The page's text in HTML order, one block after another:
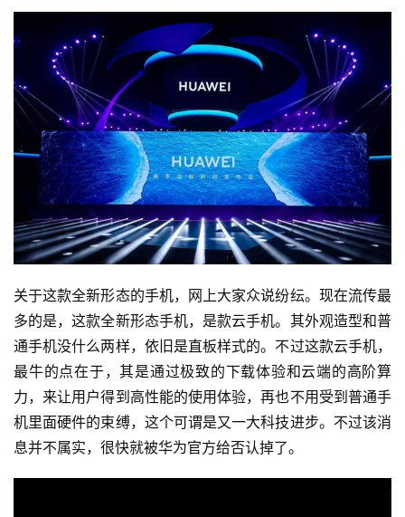
关于这款全新形态的手机，网上大家众说纷纭。现在流传最
多的是，这款全新形态手机，是款云手机。其外观造型和普
通手机没什么两样，依旧是直板样式的。不过这款云手机，
最牛的点在于，其是通过极致的下载体验和云端的高阶算
力，来让用户得到高性能的使用体验，再也不用受到普通手
机里面硬件的束缚，这个可谓是又一大科技进步。不过该消
息并不属实，很快就被华为官方给否认掉了。